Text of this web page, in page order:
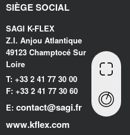
SIÈGE SOCIAL
SAGI K-FLEX
Z.I. Anjou Atlantique
49123 Champtocé Sur
Loire
T: +33 2 41 77 30 00
F: +33 2 41 77 30 60
E: contact@sagi.fr
www.kflex.com